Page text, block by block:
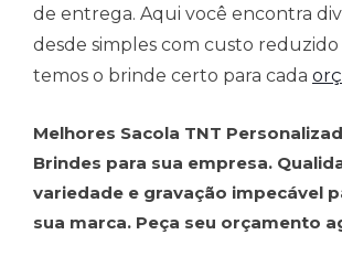
de entrega. Aqui você encontra
desde simples com custo
temos o brinde certo para cada
Melhores Sacola TNT
Brindes para sua empresa.
variedade e gravação impecável
sua marca. Peça seu orçamento